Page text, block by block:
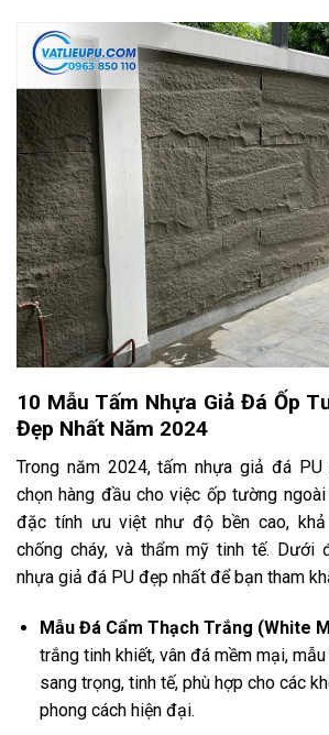
10 Mẫu Tấm Nhựa Giả Đá Ốp
Đẹp Nhất Năm 2024
Trong năm 2024, tấm nhựa giả đá
chọn hàng đầu cho việc ốp tường
đặc tính ưu việt như độ bền cao, khả
chống cháy, và thẩm mỹ tinh tế. Dưới
nhựa giả đá PU đẹp nhất để bạn tham
Mẫu Đá Cẩm Thạch Trắng (White
trắng tinh khiết, vân đá mềm mại,
sang trọng, tinh tế, phù hợp cho các
phong cách hiện đại.